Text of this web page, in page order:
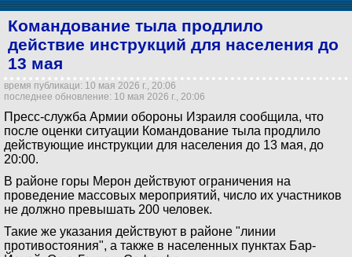
Командование тыла продлило
действие инструкций для населения до
13 мая
время публикаци: 10 мая 2026 г., 20:06
последнее обновление: 10 мая 2026 г., 20:06
Пресс-служба Армии обороны Израиля сообщила, что
после оценки ситуации Командование тыла продлило
действующие инструкции для населения до 13 мая, до
20:00.
В районе горы Мерон действуют ограничения на
проведение массовых мероприятий, число их участников
не должно превышать 200 человек.
Такие же указания действуют в районе "линии
противостояния", а также в населенных пунктах Бар-